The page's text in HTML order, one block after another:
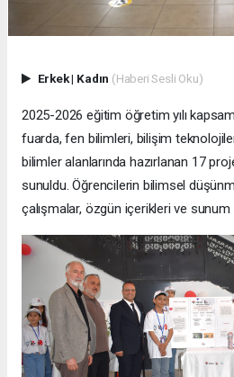
Erkek| Kadın (Haberi Sesli Oku)
2025-2026 eğitim öğretim yılı
fuarda, fen bilimleri, bilişim
bilimler alanlarında hazırlanan 17
sunuldu. Öğrencilerin bilimsel
çalışmalar, özgün içerikleri ve